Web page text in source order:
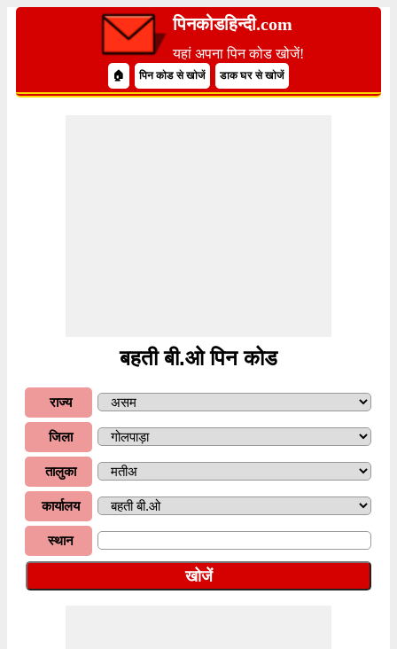
पिनकोडहिन्दी.com
यहां अपना पिन कोड खोजें!
🏠 पिन कोड से खोजें डाक घर से खोजें
बहती बी.ओ पिन कोड
राज्य
जिला
तालुका
कार्यालय
स्थान